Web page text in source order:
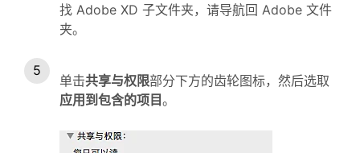
找 Adobe XD 子文件夹，请导航回 Adobe 文件
夹。
单击共享与权限部分下方的齿轮图标，然后选取
应用到包含的项目。